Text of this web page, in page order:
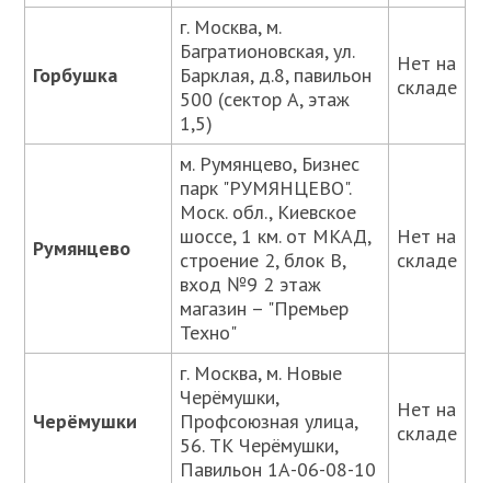
Горбушка
г. Москва, м.
Багратионовская, ул.
Барклая, д.8, павильон
500 (сектор А, этаж
1,5)
Нет на
складе
Румянцево
м. Румянцево, Бизнес
парк "РУМЯНЦЕВО".
Моск. обл., Киевское
шоссе, 1 км. от МКАД,
строение 2, блок В,
вход №9 2 этаж
магазин – "Премьер
Техно"
Нет на
складе
Черёмушки
г. Москва, м. Новые
Черёмушки,
Профсоюзная улица,
56. ТК Черёмушки,
Павильон 1А-06-08-10
Нет на
складе